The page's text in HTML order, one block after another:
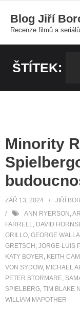
content
Blog Jiří
Recenze filmů a seriálů
ŠTÍTEK:
Minority
ZÁŘ 13, 2024 JIŘÍ
ANN RYERSON ,
FARRELL, DAVID
GRILLO, GEORGE
GRETSCH , JORGE-LUIS
KATY BOYER, KEITH
VON SYDOW, MICHAEL
PETER STORMARE,
SPIELBERG, TIM BLAKE
WILLIAM MAPOTHER